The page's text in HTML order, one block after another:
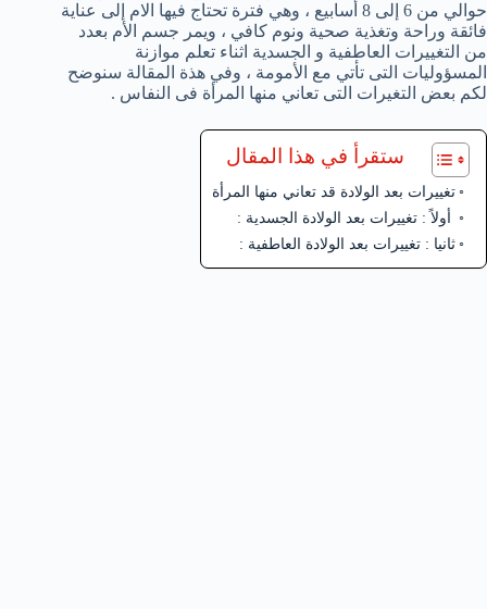
حوالي من 6 إلى 8 أسابيع ، وهي فترة تحتاج فيها الام إلى عناية
فائقة وراحة وتغذية صحية ونوم كافي ، ويمر جسم الأم بعدد
من التغييرات العاطفية و الجسدية اثناء تعلم موازنة
المسؤوليات التى تأتي مع الأمومة ، وفي هذة المقالة سنوضح
لكم بعض التغيرات التى تعاني منها المرأة فى النفاس .
ستقرأ في هذا المقال
تغييرات بعد الولادة قد تعاني منها المرأة
أولاً : تغييرات بعد الولادة الجسدية :
ثانيا : تغييرات بعد الولادة العاطفية :